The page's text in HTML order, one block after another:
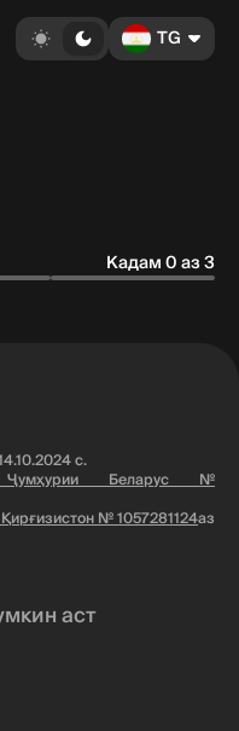
TG
Кадам 0 аз 3
с.
Беларус №
№ 1057281124аз
аст